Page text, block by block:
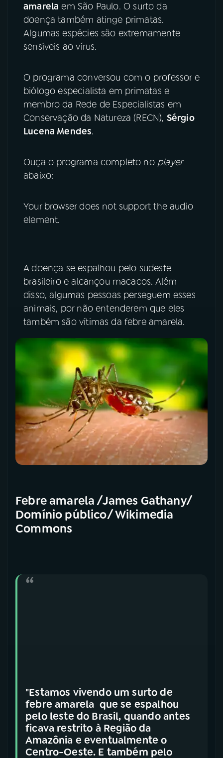
07ÚLTIMAS
ACOMPANHE A RÁDIO NACIONAL
YouTube Facebook
Instagram
amarela em São Paulo. O surto da
doença também atinge primatas.
Algumas espécies são extremamente
sensíveis ao vírus.
O programa conversou com o professor e
biólogo especialista em primatas e
membro da Rede de Especialistas em
Conservação da Natureza (RECN), Sérgio
Lucena Mendes.
Ouça o programa completo no player
abaixo:
Your browser does not support the audio
element.
A doença se espalhou pelo sudeste
brasileiro e alcançou macacos. Além
disso, algumas pessoas perseguem esses
animais, por não entenderem que eles
também são vítimas da febre amarela.
Febre amarela /James Gathany/
Domínio público/ Wikimedia
Commons
"Estamos vivendo um surto de
febre amarela que se espalhou
pelo leste do Brasil, quando antes
ficava restrito à Região da
Amazônia e eventualmente o
Centro-Oeste. E também pelo